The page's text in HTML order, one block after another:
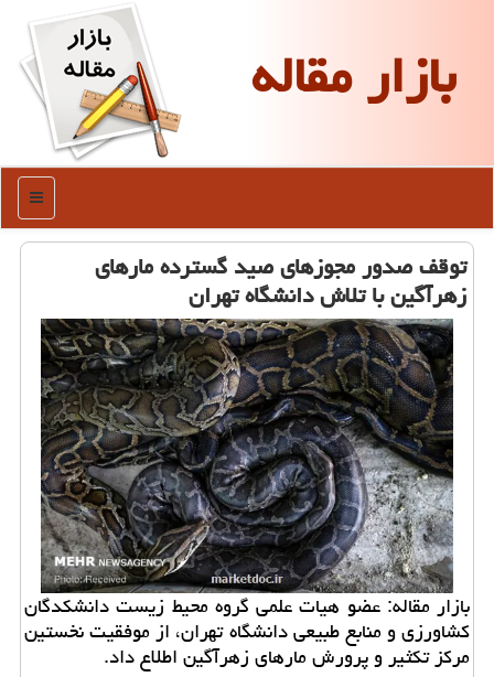
بازار مقاله
منو
توقف صدور مجوزهای صید گسترده مارهای
زهرآگین با تلاش دانشگاه تهران
بازار مقاله: عضو هیات علمی گروه محیط زیست دانشکدگان
کشاورزی و منابع طبیعی دانشگاه تهران، از موفقیت نخستین
مرکز تکثیر و پرورش مارهای زهرآگین اطلاع داد.